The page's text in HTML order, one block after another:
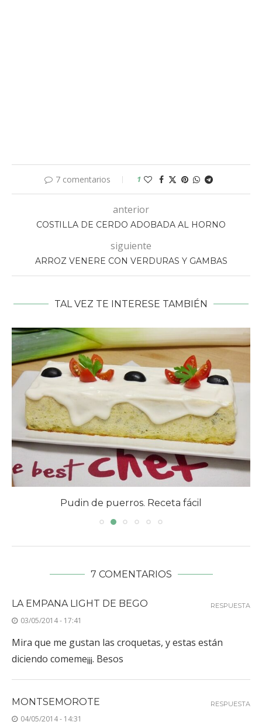
7 comentarios 1
anterior
COSTILLA DE CERDO ADOBADA AL HORNO
siguiente
ARROZ VENERE CON VERDURAS Y GAMBAS
TAL VEZ TE INTERESE TAMBIÉN
Pudin de puerros. Receta fácil
7 COMENTARIOS
LA EMPANA LIGHT DE BEGO
03/05/2014 - 17:41
Mira que me gustan las croquetas, y estas están
diciendo comeme¡¡¡. Besos
RESPUESTA
MONTSEMOROTE
04/05/2014 - 14:31
RESPUESTA